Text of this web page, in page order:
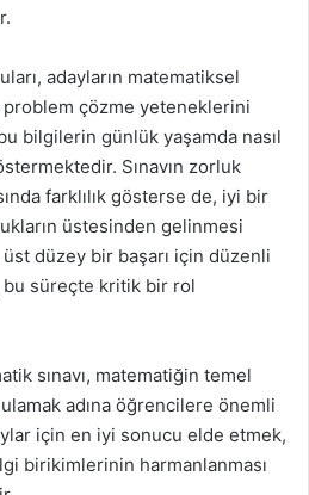
adayların matematiksel
çözme yeteneklerini
bilgilerin günlük yaşamda nasıl
Sınavın zorluk
farklılık gösterse de, iyi bir
üstesinden gelinmesi
üst düzey bir başarı için düzenli
bu süreçte kritik bir rol
sınavı, matematiğin temel
adına öğrencilere önemli
için en iyi sonucu elde etmek,
birikimlerinin harmanlanması